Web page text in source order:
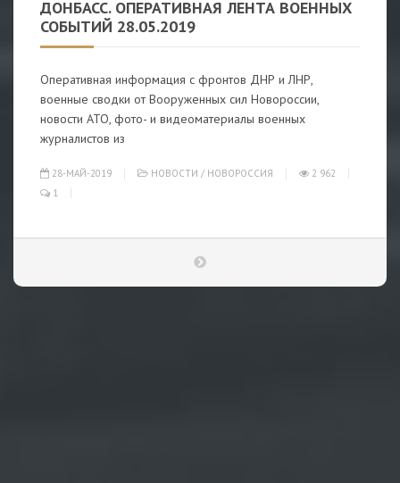
ДОНБАСС. ОПЕРАТИВНАЯ ЛЕНТА ВОЕННЫХ
СОБЫТИЙ 28.05.2019
Оперативная информация с фронтов ДНР и ЛНР,
военные сводки от Вооруженных сил Новороссии,
новости АТО, фото- и видеоматериалы военных
журналистов из
28-МАЙ-2019 НОВОСТИ / НОВОРОССИЯ
2 962
1